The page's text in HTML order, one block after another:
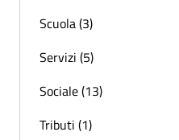
Scuola (3)
Servizi (5)
Sociale (13)
Tributi (1)